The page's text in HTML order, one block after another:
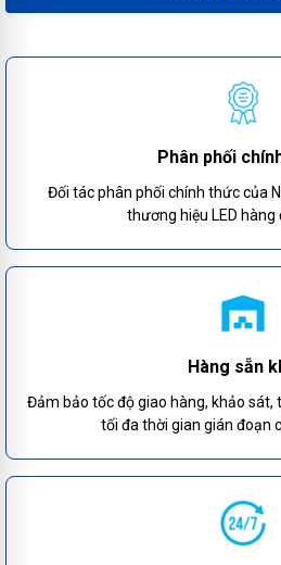
Phân phối
Đối tác phân phối chính thức của
thương hiệu LED hàng
Hàng sẵn
Đảm bảo tốc độ giao hàng, khảo sát,
tối đa thời gian gián đoạn